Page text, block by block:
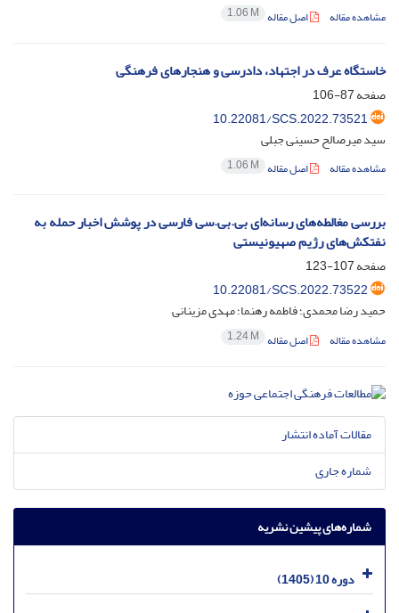
مشاهده مقاله اصل مقاله 1.06 M
خاستگاه عرف در اجتهاد، دادرسی و هنجارهای فرهنگی
صفحه87-106
10.22081/SCS.2022.73521
سید میرصالح حسینی جبلی
مشاهده مقاله اصل مقاله 1.06 M
بررسی مغالطه‌های رسانه‌ای بی.بی.سی فارسی در پوشش اخبار حمله به
نفتکش‌های رژیم صهیونیستی
صفحه107-123
10.22081/SCS.2022.73522
حمید رضا محمدی؛ فاطمه رهنما؛ مهدی مزینانی
مشاهده مقاله اصل مقاله 1.24 M
مقالات آماده انتشار
شماره جاری
شماره‌های پیشین نشریه
دوره 10 (1405)